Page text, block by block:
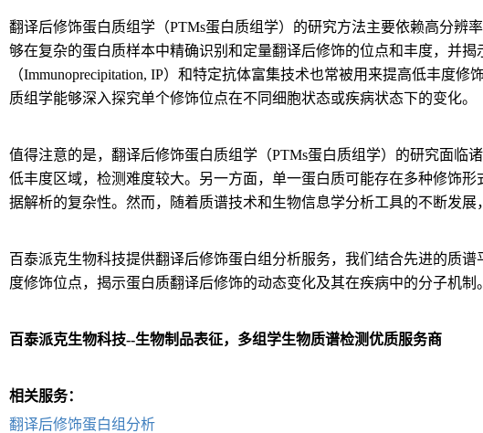
翻译后修饰蛋白质组学（PTMs蛋白质组学）的研究方法主要依赖高分辨
够在复杂的蛋白质样本中精确识别和定量翻译后修饰的位点和丰度，并
（Immunoprecipitation, IP）和特定抗体富集技术也常被用来提高低丰度
质组学能够深入探究单个修饰位点在不同细胞状态或疾病状态下的变化。
值得注意的是，翻译后修饰蛋白质组学（PTMs蛋白质组学）的研究面临
低丰度区域，检测难度较大。另一方面，单一蛋白质可能存在多种修饰
据解析的复杂性。然而，随着质谱技术和生物信息学分析工具的不断发
百泰派克生物科技提供翻译后修饰蛋白组分析服务，我们结合先进的质
度修饰位点，揭示蛋白质翻译后修饰的动态变化及其在疾病中的分子机制
百泰派克生物科技--生物制品表征，多组学生物质谱检测优质服务商
相关服务：
翻译后修饰蛋白组分析